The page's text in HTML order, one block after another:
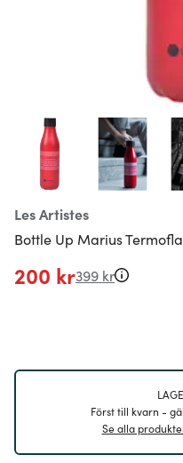
Les Artistes
Bottle Up Marius
200 kr399 kr
Först till kvarn -
Se alla